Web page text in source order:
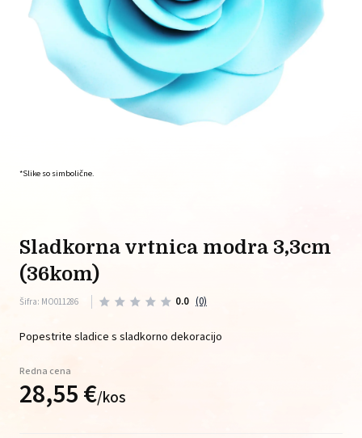
*Slike so simbolične.
sladkorna vrtnica modra 3,3cm
(36kom)
Šifra: MO011286 0.0 (0)
Popestrite sladice s sladkorno dekoracijo
Redna cena
28,55€/kos